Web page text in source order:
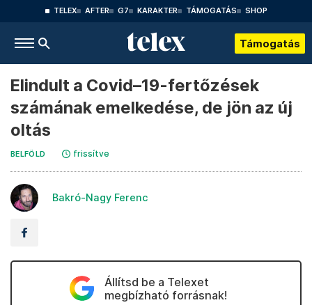
TELEX AFTER G7 KARAKTER TÁMOGATÁS SHOP
Támogatás
Elindult a Covid–19-fertőzések
számának emelkedése, de jön az új
oltás
BELFÖLD frissítve
Bakró-Nagy Ferenc
Állítsd be a Telexet
megbízható forrásnak!